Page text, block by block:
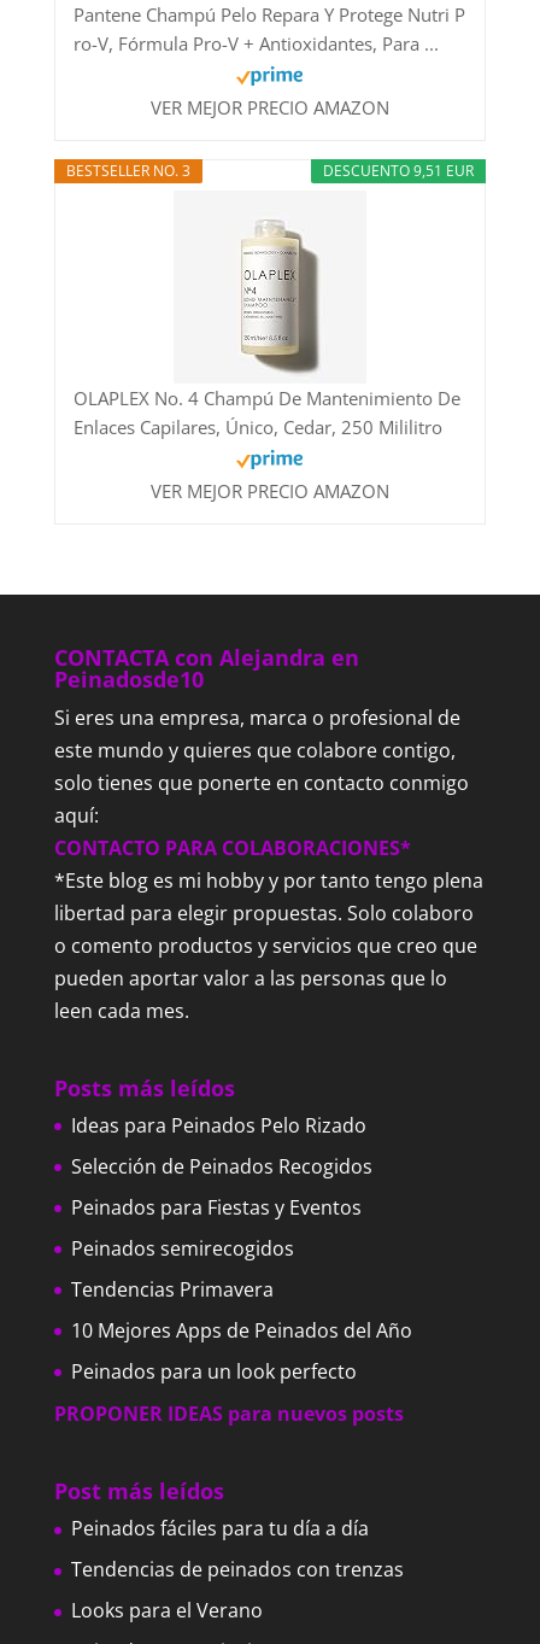
Pantene Champú Pelo Repara Y Protege Nutri P
ro-V, Fórmula Pro-V + Antioxidantes, Para ...
VER MEJOR PRECIO AMAZON
DESCUENTO 9,51 EUR
BESTSELLER NO. 3
OLAPLEX No. 4 Champú De Mantenimiento De
Enlaces Capilares, Único, Cedar, 250 Mililitro
VER MEJOR PRECIO AMAZON
CONTACTA con Alejandra en
Peinadosde10
Si eres una empresa, marca o profesional de
este mundo y quieres que colabore contigo,
solo tienes que ponerte en contacto conmigo
aquí:
CONTACTO PARA COLABORACIONES*
*Este blog es mi hobby y por tanto tengo plena
libertad para elegir propuestas. Solo colaboro
o comento productos y servicios que creo que
pueden aportar valor a las personas que lo
leen cada mes.
Posts más leídos
Ideas para Peinados Pelo Rizado
Selección de Peinados Recogidos
Peinados para Fiestas y Eventos
Peinados semirecogidos
Tendencias Primavera
10 Mejores Apps de Peinados del Año
Peinados para un look perfecto
PROPONER IDEAS para nuevos posts
Post más leídos
Peinados fáciles para tu día a día
Tendencias de peinados con trenzas
Looks para el Verano